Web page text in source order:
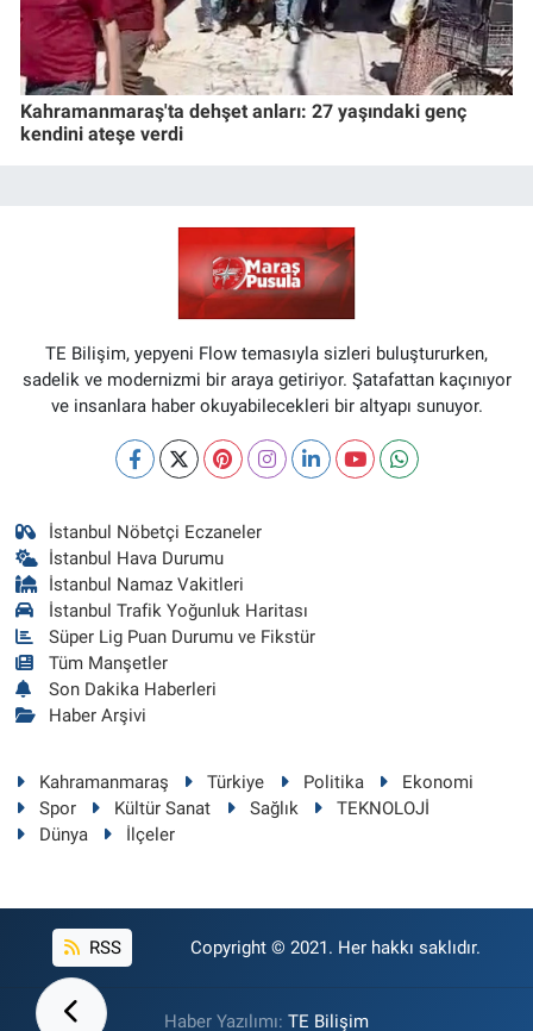
Kahramanmaraş'ta dehşet anları: 27 yaşındaki genç
kendini ateşe verdi
TE Bilişim, yepyeni Flow temasıyla sizleri buluştururken,
sadelik ve modernizmi bir araya getiriyor. Şatafattan kaçınıyor
ve insanlara haber okuyabilecekleri bir altyapı sunuyor.
İstanbul Nöbetçi Eczaneler
İstanbul Hava Durumu
İstanbul Namaz Vakitleri
İstanbul Trafik Yoğunluk Haritası
Süper Lig Puan Durumu ve Fikstür
Tüm Manşetler
Son Dakika Haberleri
Haber Arşivi
Kahramanmaraş Türkiye Politika
Ekonomi
Spor
Kültür Sanat Sağlık
TEKNOLOJİ
Dünya
İlçeler
RSS Copyright © 2021. Her hakkı saklıdır.
Haber Yazılımı: TE Bilişim